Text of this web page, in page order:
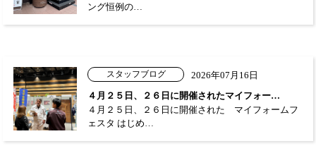
ング恒例の…
スタッフブログ
2026年07月16日
４月２５日、２６日に開催されたマイフォー…
４月２５日、２６日に開催された マイフォームフ
ェスタ はじめ…